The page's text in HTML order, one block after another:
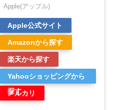
Apple(アップル)
Apple公式サイト
Amazonから探す
楽天から探す
Yahooショッピングから
探す
メルカリ